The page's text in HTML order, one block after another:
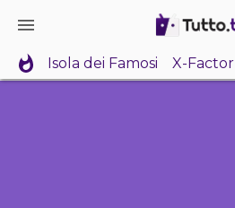
Isola dei Famosi X-Factor